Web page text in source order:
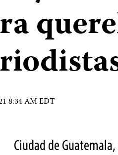
8:34 AM EDT
Ciudad de